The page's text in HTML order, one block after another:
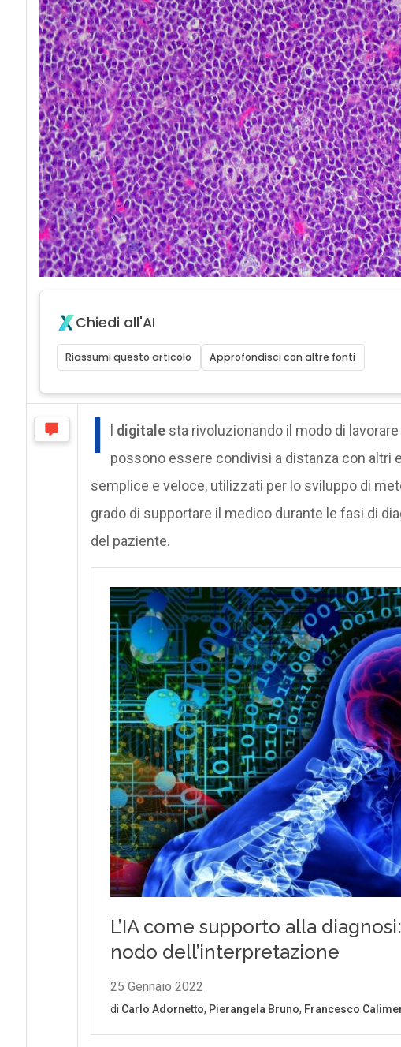
Chiedi all'AI
Riassumi questo articolo Approfondisci con altre fonti
I l digitalesta rivoluzionando il modo di lavorare
possono essere condivisi a distanza con altri
semplice e veloce, utilizzati per lo sviluppo di
grado di supportare il medico durante le fasi di
del paziente.